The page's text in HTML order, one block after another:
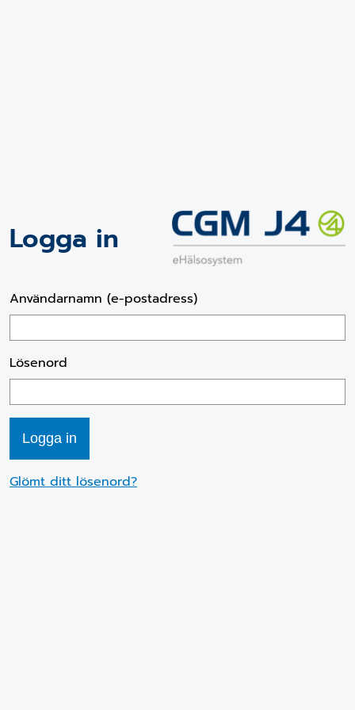
Logga in
Användarnamn (e-postadress)
Lösenord
Glömt ditt lösenord?